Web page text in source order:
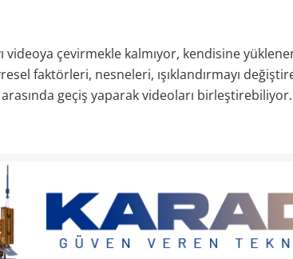
videoya çevirmekle kalmıyor, kendisine
faktörleri, nesneleri, ışıklandırmayı
geçiş yaparak videoları birleştirebiliyor.